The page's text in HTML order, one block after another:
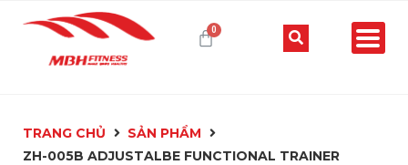
TRANG CHỦ
SẢN PHẨM
ZH-005B ADJUSTALBE FUNCTIONAL TRAINER